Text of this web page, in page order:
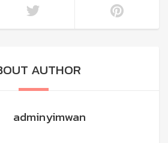
AUTHOR
adminyimwan